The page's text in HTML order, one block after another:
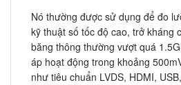
Nó thường được sử dụng để đo
kỹ thuật số tốc độ cao, trở kháng
băng thông thường vượt quá
áp hoạt động trong khoảng
như tiêu chuẩn LVDS, HDMI,